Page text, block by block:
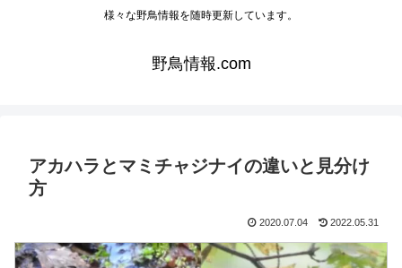
様々な野鳥情報を随時更新しています。
野鳥情報.com
アカハラとマミチャジナイの違いと見分け
方
2020.07.04 2022.05.31